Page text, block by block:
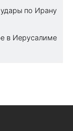
по Ирану
в Иерусалиме